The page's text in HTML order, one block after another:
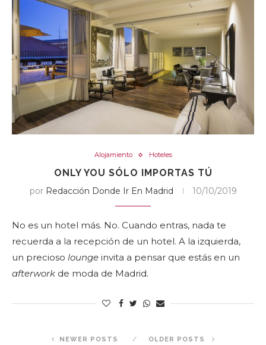
Alojamiento Hoteles
ONLY YOU SÓLO IMPORTAS TÚ
por Redacción Donde Ir En Madrid 10/10/2019
No es un hotel más. No. Cuando entras, nada te
recuerda a la recepción de un hotel. A la izquierda,
un precioso lounge invita a pensar que estás en un
afterwork de moda de Madrid.
NEWER POSTS OLDER POSTS